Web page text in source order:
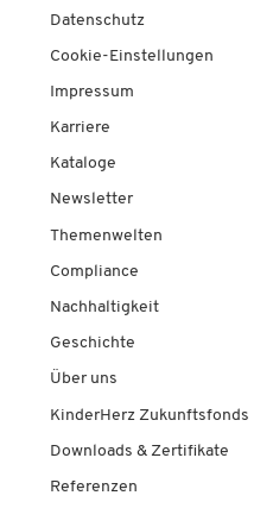
Datenschutz
Cookie-Einstellungen
Impressum
Karriere
Kataloge
Newsletter
Themenwelten
Compliance
Nachhaltigkeit
Geschichte
Über uns
KinderHerz Zukunftsfonds
Downloads & Zertifikate
Referenzen